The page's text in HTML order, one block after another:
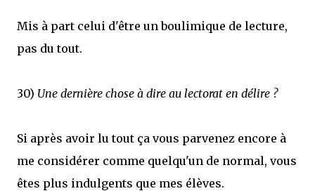
Mis à part celui d'être un boulimique de lecture,
pas du tout.
30) Une dernière chose à dire au lectorat en délire ?
Si après avoir lu tout ça vous parvenez encore à
me considérer comme quelqu'un de normal, vous
êtes plus indulgents que mes élèves.